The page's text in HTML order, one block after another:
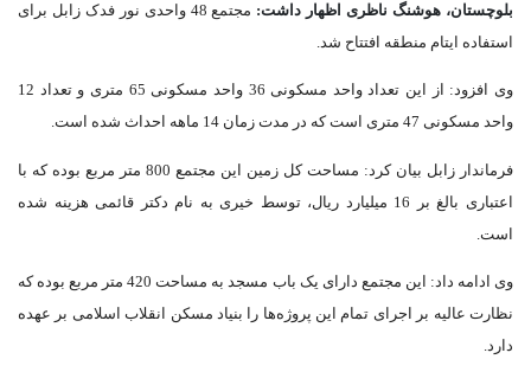
بلوچستان، هوشنگ ناظری اظهار داشت:
مجتمع 48 واحدی نور فدک زابل برای
استفاده ایتام منطقه افتتاح شد.
وی افزود: از این تعداد واحد مسکونی 36 واحد مسکونی 65 متری و تعداد 12
واحد مسکونی 47 متری است که در مدت زمان 14 ماهه احداث شده است.
فرماندار زابل بیان کرد: مساحت کل زمین این مجتمع 800 متر مربع بوده که با
اعتباری بالغ بر 16 میلیارد ریال، توسط خیری به نام دکتر قائمی هزینه شده
است.
وی ادامه داد: این مجتمع دارای یک باب مسجد به مساحت 420 متر مربع بوده که
نظارت عالیه بر اجرای تمام این پروژه‌ها را بنیاد مسکن انقلاب اسلامی بر عهده
دارد.